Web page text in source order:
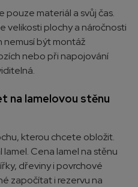
materiál a svůj čas.
velikosti plochy a náročnosti
nemusí být montáž
nebo při napojování
na lamelovou stěnu
kterou chcete obložit.
Cena lamel na stěnu
dřeviny i povrchové
započítat i rezervu na